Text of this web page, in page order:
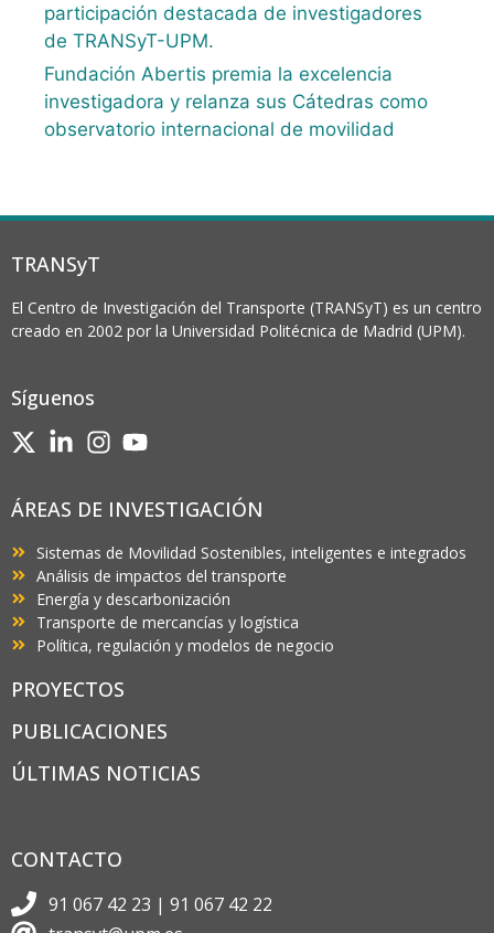
participación destacada de investigadores
de TRANSyT-UPM.
Fundación Abertis premia la excelencia
investigadora y relanza sus Cátedras como
observatorio internacional de movilidad
TRANSyT
El Centro de Investigación del Transporte (TRANSyT) es un centro
creado en 2002 por la Universidad Politécnica de Madrid (UPM).
Síguenos
ÁREAS DE INVESTIGACIÓN
Sistemas de Movilidad Sostenibles, inteligentes e integrados
Análisis de impactos del transporte
Energía y descarbonización
Transporte de mercancías y logística
Política, regulación y modelos de negocio
PROYECTOS
PUBLICACIONES
ÚLTIMAS NOTICIAS
CONTACTO
91 067 42 23 | 91 067 42 22